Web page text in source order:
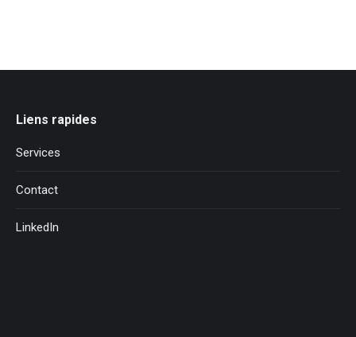
Liens rapides
Services
Contact
LinkedIn